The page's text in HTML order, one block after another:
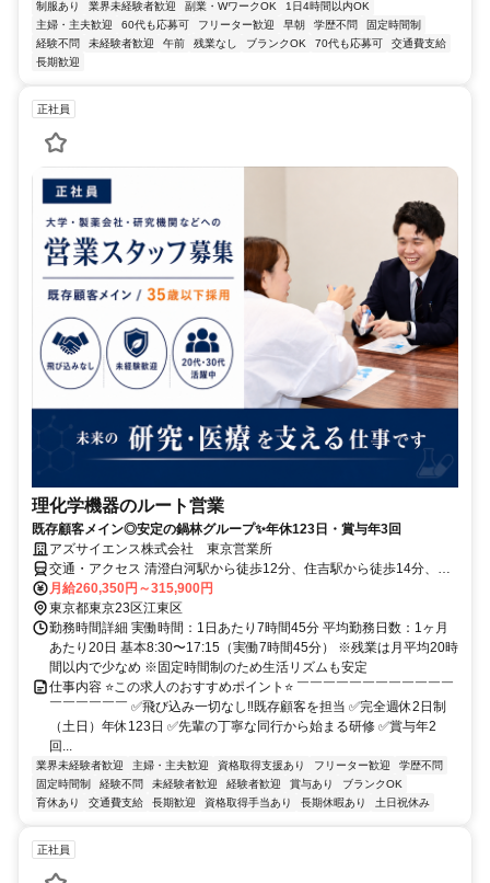
制服あり 業界未経験者歓迎 副業・WワークOK
1日4時間以内OK
主婦・主夫歓迎
60代も応募可 フリーター歓迎 早朝 学歴不問
固定時間制
経験不問
未経験者歓迎 午前 残業なし ブランクOK 70代も応募可
交通費支給
長期歓迎
正社員
理化学機器のルート営業
既存顧客メイン◎安定の鍋林グループ✨年休123日・賞与年3回
アズサイエンス株式会社 東京営業所
交通・アクセス 清澄白河駅から徒歩12分、住吉駅から徒歩14分、菊
川駅から徒歩15分
月給260,350円～315,900円
東京都東京23区江東区
勤務時間詳細 実働時間：1日あたり7時間45分 平均勤務日数：1ヶ月
あたり20日 基本8:30〜17:15（実働7時間45分） ※残業は月平均20時
間以内で少なめ ※固定時間制のため生活リズムも安定
仕事内容 ⭐この求人のおすすめポイント⭐ ￣￣￣￣￣￣￣￣￣￣￣￣
￣￣￣￣￣￣ ✅飛び込み一切なし‼既存顧客を担当 ✅完全週休2日制
（土日）年休123日 ✅先輩の丁寧な同行から始まる研修 ✅賞与年2
回...
業界未経験者歓迎 主婦・主夫歓迎 資格取得支援あり フリーター歓迎
学歴不問
固定時間制
経験不問 未経験者歓迎 経験者歓迎 賞与あり
ブランクOK
育休あり
交通費支給 長期歓迎 資格取得手当あり 長期休暇あり 土日祝休み
正社員